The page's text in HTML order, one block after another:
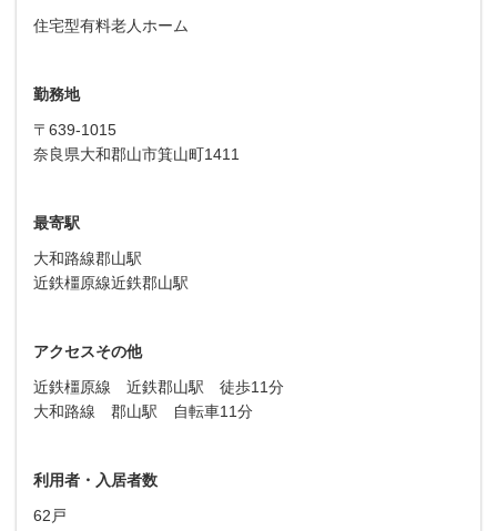
住宅型有料老人ホーム
勤務地
〒639-1015
奈良県大和郡山市箕山町1411
最寄駅
大和路線郡山駅
近鉄橿原線近鉄郡山駅
アクセスその他
近鉄橿原線 近鉄郡山駅 徒歩11分
大和路線 郡山駅 自転車11分
利用者・入居者数
62戸